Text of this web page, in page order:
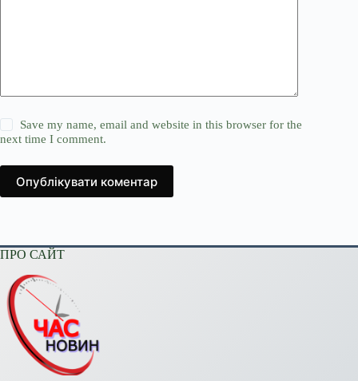
Save my name, email and website in this browser for the
next time I comment.
Опублікувати коментар
ПРО САЙТ